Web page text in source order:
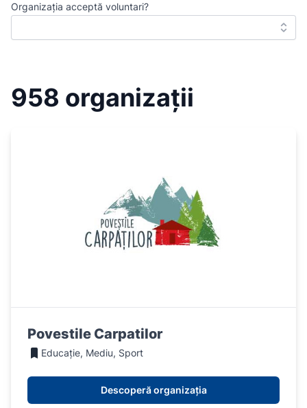
Organizația acceptă voluntari?
958 organizații
Povestile Carpatilor
Educație, Mediu, Sport
Descoperă organizația